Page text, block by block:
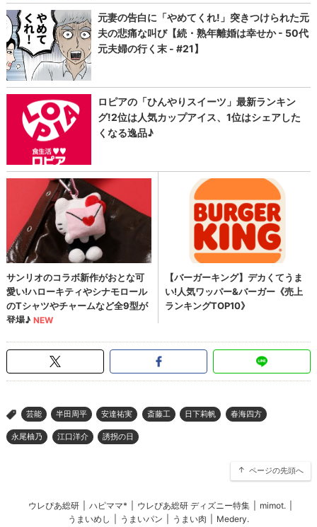
> 芸能 半田周平 安達祐実 斎藤工 日下莉帆 春海四方
永尾柚乃 江口洋介 誘拐の日
ページの先頭へ
ウレぴあ総研 ハピママ* ウレぴあ総研 ディズニー特集 mimot.
うまいめし
うまいパン うまい肉 Medery.